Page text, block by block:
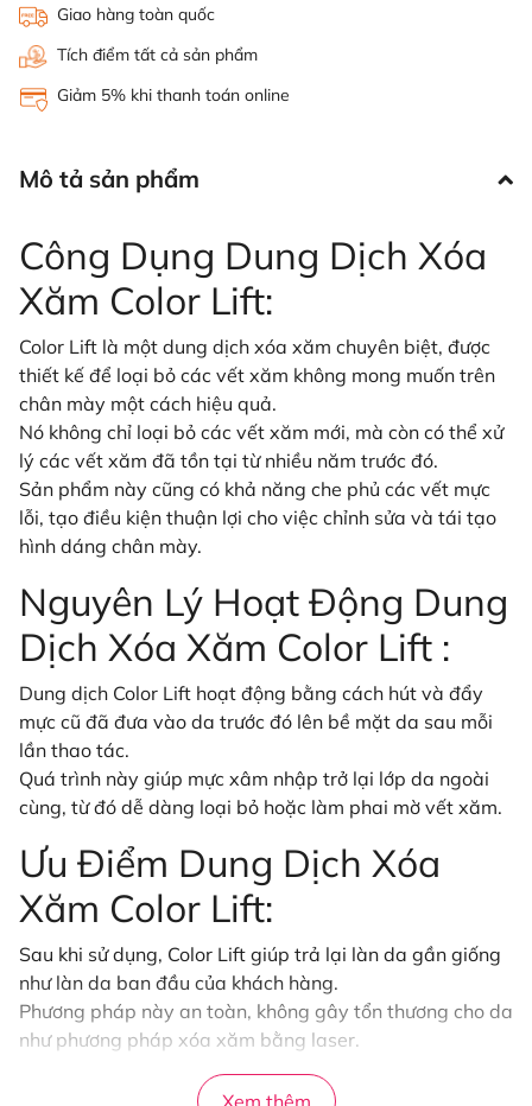
Giao hàng toàn quốc
Tích điểm tất cả sản phẩm
Giảm 5% khi thanh toán online
Mô tả sản phẩm
Công Dụng Dung Dịch Xóa
Xăm Color Lift:
Color Lift là một dung dịch xóa xăm chuyên biệt, được
thiết kế để loại bỏ các vết xăm không mong muốn trên
chân mày một cách hiệu quả.
Nó không chỉ loại bỏ các vết xăm mới, mà còn có thể xử
lý các vết xăm đã tồn tại từ nhiều năm trước đó.
Sản phẩm này cũng có khả năng che phủ các vết mực
lỗi, tạo điều kiện thuận lợi cho việc chỉnh sửa và tái tạo
hình dáng chân mày.
Nguyên Lý Hoạt Động Dung
Dịch Xóa Xăm Color Lift :
Dung dịch Color Lift hoạt động bằng cách hút và đẩy
mực cũ đã đưa vào da trước đó lên bề mặt da sau mỗi
lần thao tác.
Quá trình này giúp mực xâm nhập trở lại lớp da ngoài
cùng, từ đó dễ dàng loại bỏ hoặc làm phai mờ vết xăm.
Ưu Điểm Dung Dịch Xóa
Xăm Color Lift:
Sau khi sử dụng, Color Lift giúp trả lại làn da gần giống
như làn da ban đầu của khách hàng.
Phương pháp này an toàn, không gây tổn thương cho da
như phương pháp xóa xăm bằng laser.
Với các vết màu nhạt, chỉ cần một lần xử lý là có thể loại
bỏ sạch, trong khi với các vết mực đậm và sâu, có thể